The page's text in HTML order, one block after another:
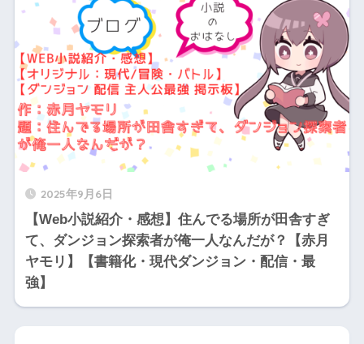
2025年9月6日
【Web小説紹介・感想】住んでる場所が田舎すぎ
て、ダンジョン探索者が俺一人なんだが？【赤月
ヤモリ】【書籍化・現代ダンジョン・配信・最
強】